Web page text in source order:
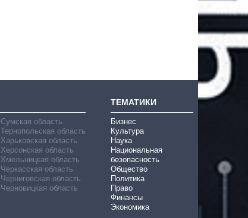
Сумская область
Тернопольская область
Харьковская область
Херсонская область
Хмельницкая область
Черкасская область
Черниговская область
Черновицкая область
ТЕМАТИКИ
Бизнес
Культура
Наука
Национальная
безопасность
Общество
Политика
Право
Финансы
Экономика